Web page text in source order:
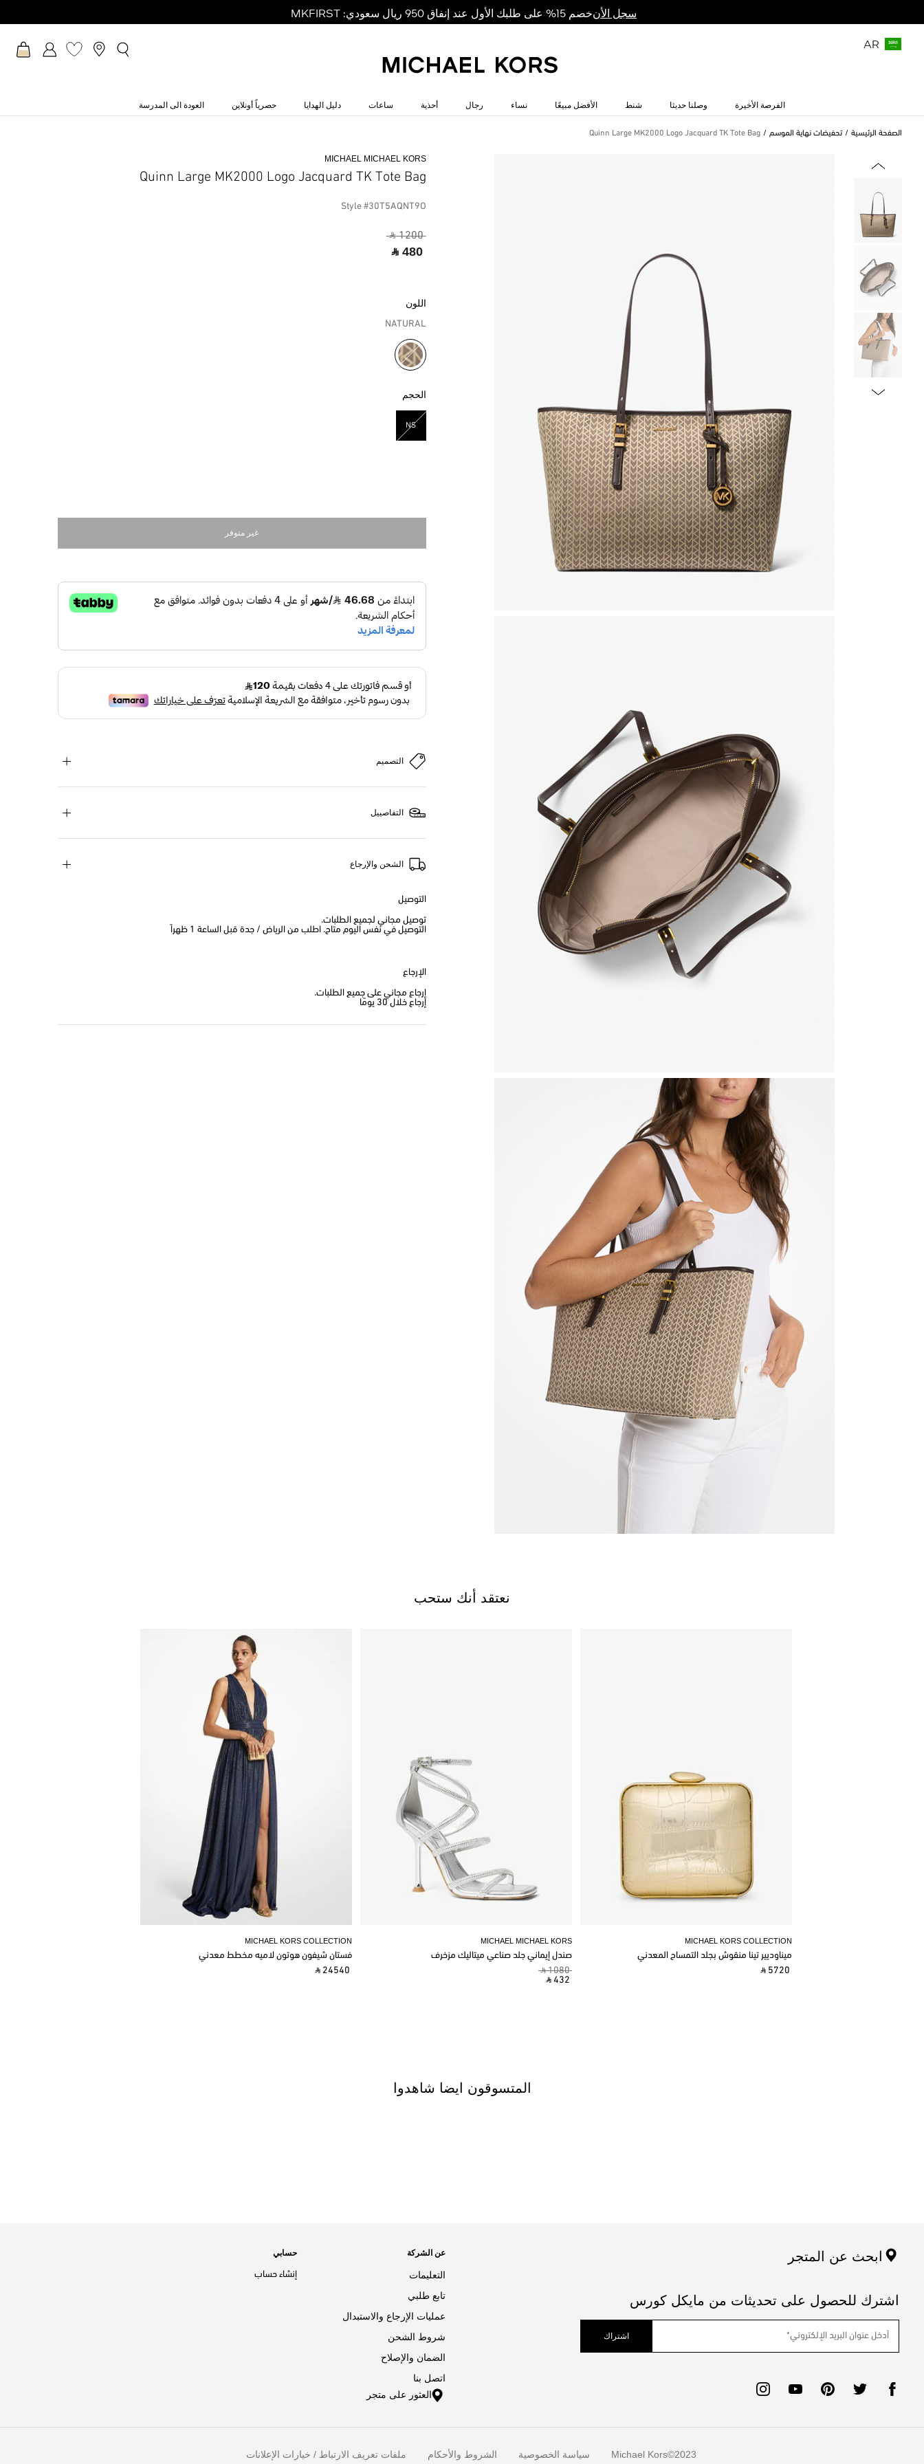
سجل الأنخصم 15% على طلبك الأول عند إنفاق 950 ريال سعودي: MKFIRST
AR
الفرصة الأخيرة وصلنا حديثا شنط الأفضل مبيعًا نساء رجال أحذية ساعات دليل الهدايا حصرياً أونلاين العودة الى المدرسة
الصفحة الرئيسية تحفيضات نهاية الموسم Quinn Large MK2000 Logo Jacquard TK Tote Bag
MICHAEL MICHAEL KORS
Quinn Large MK2000 Logo Jacquard TK Tote Bag
Style #30T5AQNT9O
‎ ⃁ 1200 ‎
‎ ⃁ 480 ‎
اللون
NATURAL
مختار
الحجم
NS
مختار
غير متوفر
التصميم
التفاصييل
الشحن والإرجاع
التوصيل
توصيل مجاني لجميع الطلبات.
التوصيل في نفس اليوم متاح. اطلب من الرياض / جدة قبل الساعة 1 ظهراً
الإرجاع
إرجاع مجاني على جميع الطلبات.
إرجاع خلال 30 يومًا
نعتقد أنك ستحب
MICHAEL KORS COLLECTION
فستان شيفون هوتون لاميه مخطط معدني
‎ ⃁ 24540 ‎
MICHAEL MICHAEL KORS
صندل إيماني جلد صناعي ميتاليك مزخرف
‎ ⃁ 1080 ‎
‎ ⃁ 432 ‎
MICHAEL KORS COLLECTION
ميناوديير تينا منقوش بجلد التمساح المعدني
‎ ⃁ 5720 ‎
المتسوقون ايضا شاهدوا
ابحث عن المتجر
اشترك للحصول على تحديثات من مايكل كورس
اشتراك
عن الشركة
التعليمات
تابع طلبي
عمليات الإرجاع والاستبدال
شروط الشحن
الضمان والإصلاح
اتصل بنا
العثور على متجر
حسابي
إنشاء حساب
Michael Kors سياسة الخصوصية الشروط والأحكام ملفات تعريف الارتباط / خيارات الإعلانات